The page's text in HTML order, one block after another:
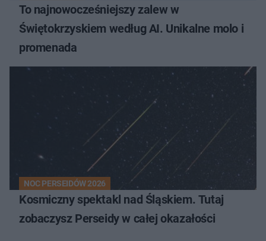
To najnowocześniejszy zalew w
Świętokrzyskiem według AI. Unikalne molo i
promenada
NOC PERSEIDÓW 2026
Kosmiczny spektakl nad Śląskiem. Tutaj
zobaczysz Perseidy w całej okazałości